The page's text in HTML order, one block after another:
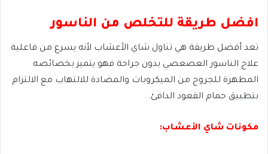
افضل طريقة للتخلص من الناسور
تعد أفضل طريقة هي تناول شاي الأعشاب لأنه يسرع من فاعلية
علاج الناسور العصعصي بدون جراحة فهو يتميز بخصائصه
المطهرة للجروح من الميكروبات والمضادة للالتهاب مع الالتزام
بتطبيق حمام القعود الدافئ.
مكونات شاي الأعشاب: